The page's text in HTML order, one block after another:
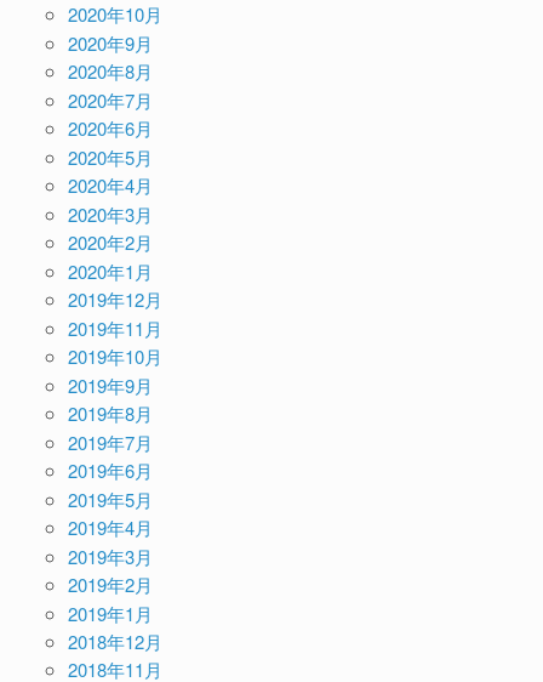
2020年10月
2020年9月
2020年8月
2020年7月
2020年6月
2020年5月
2020年4月
2020年3月
2020年2月
2020年1月
2019年12月
2019年11月
2019年10月
2019年9月
2019年8月
2019年7月
2019年6月
2019年5月
2019年4月
2019年3月
2019年2月
2019年1月
2018年12月
2018年11月